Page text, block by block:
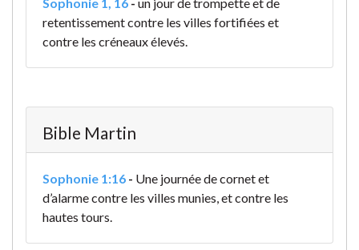
retentissement contre les villes fortifiées et
contre les créneaux élevés.
Bible Martin
Sophonie 1:16 - Une journée de cornet et
d’alarme contre les villes munies, et contre les
hautes tours.